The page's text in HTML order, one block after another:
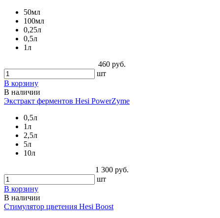
50мл
100мл
0,25л
0,5л
1л
460 руб.
шт
В корзину
В наличии
Экстракт ферментов Hesi PowerZyme
0,5л
1л
2,5л
5л
10л
1 300 руб.
шт
В корзину
В наличии
Стимулятор цветения Hesi Boost